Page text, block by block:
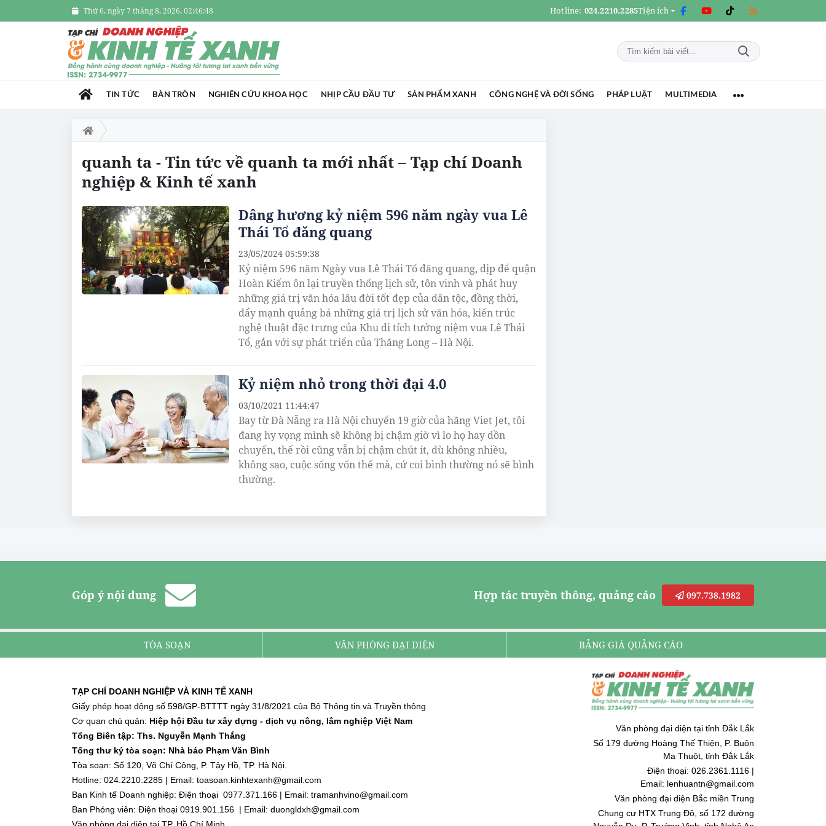
Thứ 6, ngày 7 tháng 8, 2026, 02:46:48 Hotline: 024.2210.2285Tiện ích
TIN TỨC BÀN TRÒN NGHIÊN CỨU KHOA HỌC NHỊP CẦU ĐẦU TƯ SẢN PHẨM XANH CÔNG NGHỆ VÀ ĐỜI SỐNG PHÁP LUẬT MULTIMEDIA
quanh ta - Tin tức về quanh ta mới nhất – Tạp chí Doanh
nghiệp & Kinh tế xanh
Dâng hương kỷ niệm 596 năm ngày vua Lê
Thái Tổ đăng quang
Kỷ niệm 596 năm Ngày vua Lê Thái Tổ đăng quang, dịp để quận
Hoàn Kiếm ôn lại truyền thống lịch sử, tôn vinh và phát huy
những giá trị văn hóa lâu đời tốt đẹp của dân tộc, đồng thời,
đẩy mạnh quảng bá những giá trị lịch sử văn hóa, kiến trúc
nghệ thuật đặc trưng của Khu di tích tưởng niệm vua Lê Thái
Tổ, gắn với sự phát triển của Thăng Long – Hà Nội.
23/05/2024 05:59:38
Kỷ niệm nhỏ trong thời đại 4.0
Bay từ Đà Nẵng ra Hà Nội chuyến 19 giờ của hãng Viet Jet, tôi
đang hy vọng mình sẽ không bị chậm giờ vì lo họ hay dồn
chuyến, thế rồi cũng vẫn bị chậm chút ít, dù không nhiều,
không sao, cuộc sống vốn thế mà, cứ coi bình thường nó sẽ bình
thường.
03/10/2021 11:44:47
Góp ý nội dung Hợp tác truyền thông, quảng cáo 097.738.1982
TÒA SOẠN VĂN PHÒNG ĐẠI DIỆN BẢNG GIÁ QUẢNG CÁO
TẠP CHÍ DOANH NGHIỆP VÀ KINH TẾ XANH
Giấy phép hoạt động số 598/GP-BTTTT ngày 31/8/2021 của Bộ Thông tin và Truyền thông
Cơ quan chủ quản: Hiệp hội Đầu tư xây dựng - dịch vụ nông, lâm nghiệp Việt Nam
Tổng Biên tập: Ths. Nguyễn Mạnh Thắng
Tổng thư ký tòa soạn: Nhà báo Phạm Văn Bình
Tòa soạn: Số 120, Võ Chí Công, P. Tây Hồ, TP. Hà Nội.
Hotline: 024.2210.2285 | Email: toasoan.kinhtexanh@gmail.com
Ban Kinh tế Doanh nghiệp: Điện thoại 0977.371.166 | Email: tramanhvino@gmail.com
Ban Phóng viên: Điện thoại 0919.901.156 | Email: duongldxh@gmail.com
Văn phòng đại diện tại TP. Hồ Chí Minh
Văn phòng đại diện tại tỉnh Đắk Lắk
Số 179 đường Hoàng Thế Thiện, P. Buôn
Ma Thuột, tỉnh Đắk Lắk
Điện thoại: 026.2361.1116 |
Email: lenhuantn@gmail.com
Văn phòng đại diện Bắc miền Trung
Chung cư HTX Trung Đô, số 172 đường